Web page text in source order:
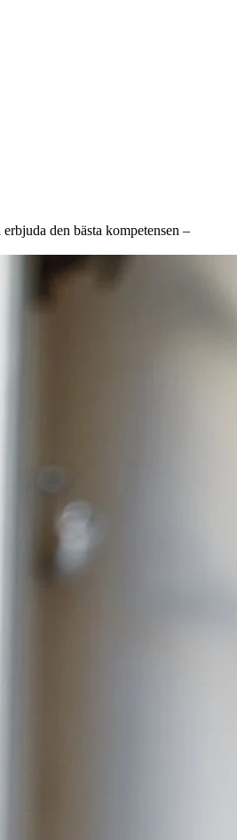
den bästa kompetensen –